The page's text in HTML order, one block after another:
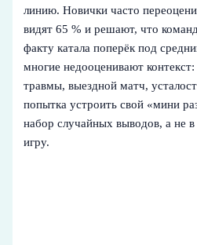
линию. Новички часто
видят 65 % и решают, что
факту катала поперёк под
многие недооценивают
травмы, выездной матч,
попытка устроить свой «мини
набор случайных выводов, а не
игру.